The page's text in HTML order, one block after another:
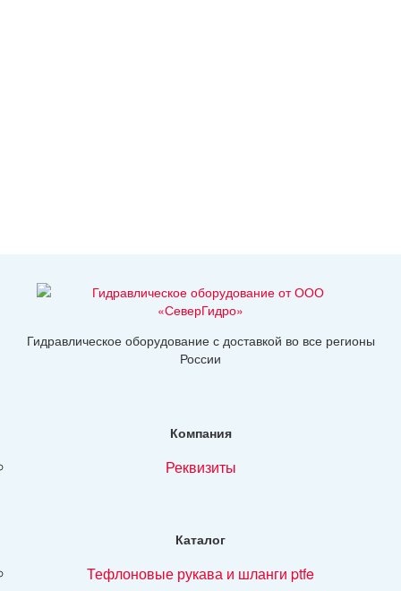
Гидравлическое оборудование с доставкой во все регионы
России
Компания
реквизиты
Каталог
тефлоновые рукава и шланги ptfe